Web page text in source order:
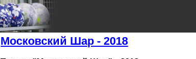
Московский Шар - 2018